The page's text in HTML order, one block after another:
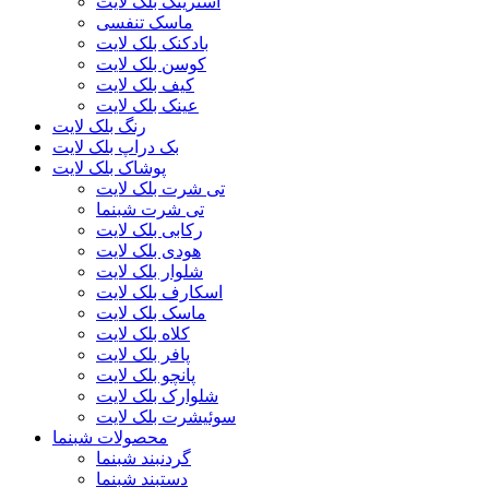
ماسک تنفسی
بادکنک بلک لایت
کوسن بلک لایت
کیف بلک لایت
عینک بلک لایت
رنگ بلک لایت
بک دراپ بلک لایت
پوشاک بلک لایت
تی شرت بلک لایت
تی شرت شبنما
رکابی بلک لایت
هودی بلک لایت
شلوار بلک لایت
اسکارف بلک لایت
ماسک بلک لایت
کلاه بلک لایت
پافر بلک لایت
پانچو بلک لایت
شلوارک بلک لایت
سوئیشرت بلک لایت
محصولات شبنما
گردنبند شبنما
دستبند شبنما